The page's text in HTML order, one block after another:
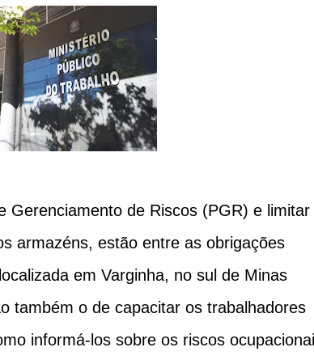
Gerenciamento de Riscos (PGR) e limitar
armazéns, estão entre as obrigações
em Varginha, no sul de Minas
também o de capacitar os trabalhadores
informá-los sobre os riscos